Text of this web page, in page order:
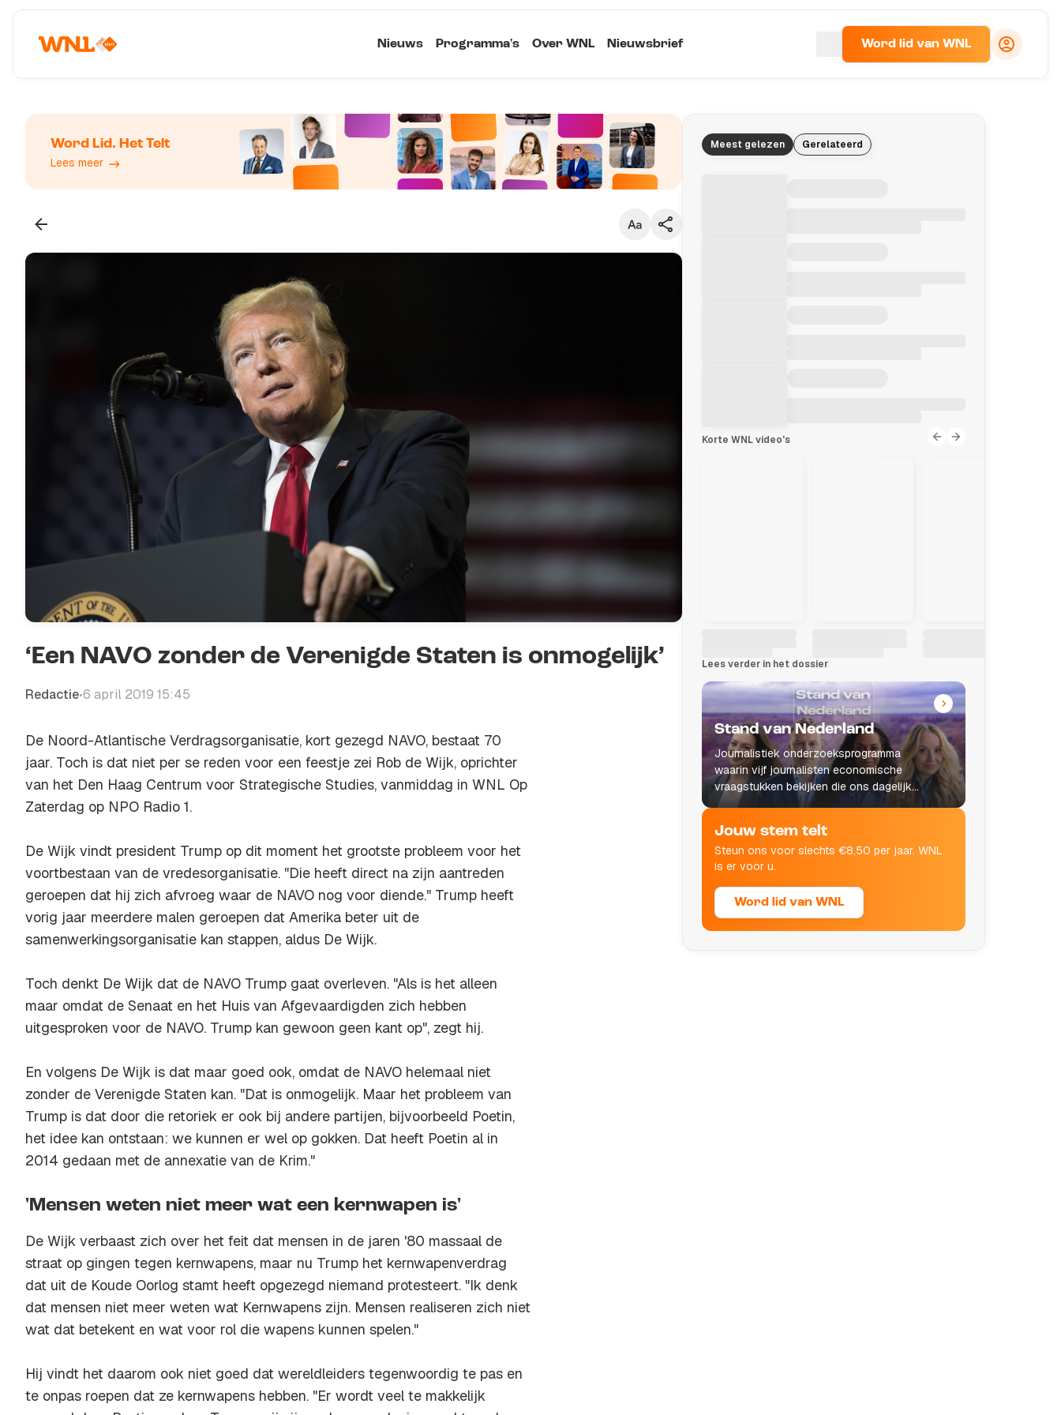
Nieuws Programma's Over WNL Nieuwsbrief Word lid van WNL
Word Lid. Het Telt
Lees meer
‘Een NAVO zonder de Verenigde Staten is onmogelijk’
Redactie•6 april 2019 15:45
De Noord-Atlantische Verdragsorganisatie, kort gezegd NAVO, bestaat 70
jaar. Toch is dat niet per se reden voor een feestje zei Rob de Wijk, oprichter
van het Den Haag Centrum voor Strategische Studies, vanmiddag in WNL Op
Zaterdag op NPO Radio 1.
De Wijk vindt president Trump op dit moment het grootste probleem voor het
voortbestaan van de vredesorganisatie. "Die heeft direct na zijn aantreden
geroepen dat hij zich afvroeg waar de NAVO nog voor diende." Trump heeft
vorig jaar meerdere malen geroepen dat Amerika beter uit de
samenwerkingsorganisatie kan stappen, aldus De Wijk.
Toch denkt De Wijk dat de NAVO Trump gaat overleven. "Als is het alleen
maar omdat de Senaat en het Huis van Afgevaardigden zich hebben
uitgesproken voor de NAVO. Trump kan gewoon geen kant op", zegt hij.
En volgens De Wijk is dat maar goed ook, omdat de NAVO helemaal niet
zonder de Verenigde Staten kan. "Dat is onmogelijk. Maar het probleem van
Trump is dat door die retoriek er ook bij andere partijen, bijvoorbeeld Poetin,
het idee kan ontstaan: we kunnen er wel op gokken. Dat heeft Poetin al in
2014 gedaan met de annexatie van de Krim."
'Mensen weten niet meer wat een kernwapen is'
De Wijk verbaast zich over het feit dat mensen in de jaren '80 massaal de
straat op gingen tegen kernwapens, maar nu Trump het kernwapenverdrag
dat uit de Koude Oorlog stamt heeft opgezegd niemand protesteert. "Ik denk
dat mensen niet meer weten wat Kernwapens zijn. Mensen realiseren zich niet
wat dat betekent en wat voor rol die wapens kunnen spelen."
Hij vindt het daarom ook niet goed dat wereldleiders tegenwoordig te pas en
te onpas roepen dat ze kernwapens hebben. "Er wordt veel te makkelijk
Meest gelezen Gerelateerd
Korte WNL video's
Lees verder in het dossier
Stand van Nederland
Journalistiek onderzoeksprogramma
waarin vijf journalisten economische
vraagstukken bekijken die ons dagelijks
leven raken.
Jouw stem telt
Steun ons voor slechts €8,50 per jaar. WNL
is er voor u.
Word lid van WNL